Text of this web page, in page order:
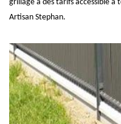
grillage à des tarifs accessible à
Artisan Stephan.